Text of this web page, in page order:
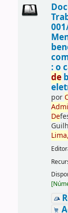
: o
de
por
De
Lima,
[